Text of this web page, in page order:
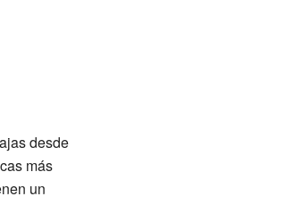
desde
más
un